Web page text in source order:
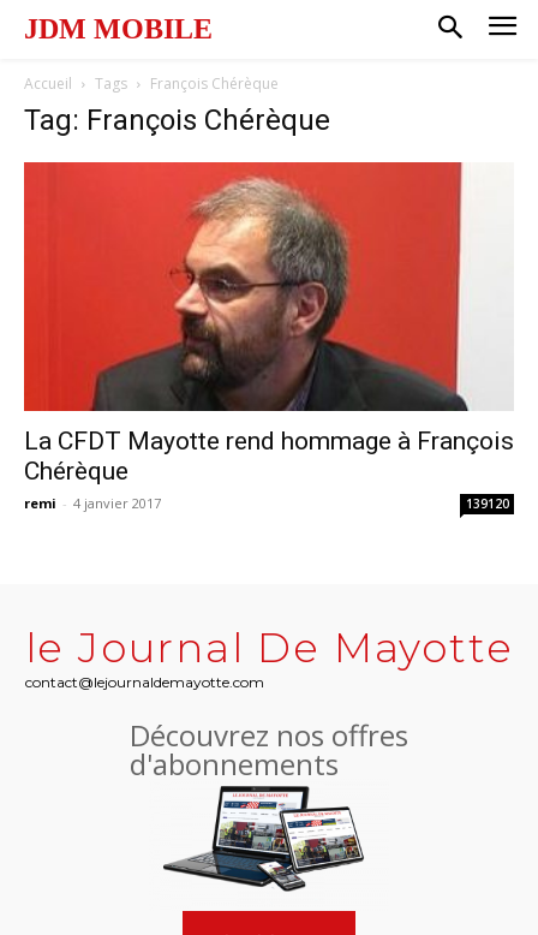
JDM MOBILE
Accueil Tags François Chérèque
Tag: François Chérèque
La CFDT Mayotte rend hommage à François
Chérèque
remi - 4 janvier 2017 139120
le Journal De Mayotte
contact@lejournaldemayotte.com
Découvrez nos offres
d'abonnements